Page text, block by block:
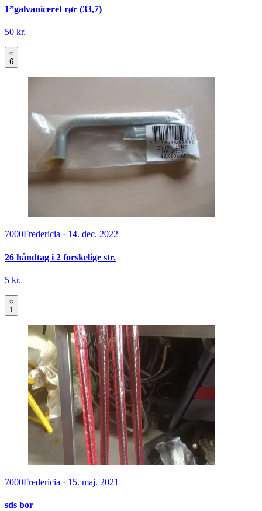
1”galvaniceret rør (33,7)
50 kr.
6
7000Fredericia · 14. dec. 2022
26 håndtag i 2 forskelige str.
5 kr.
1
7000Fredericia · 15. maj. 2021
sds bor